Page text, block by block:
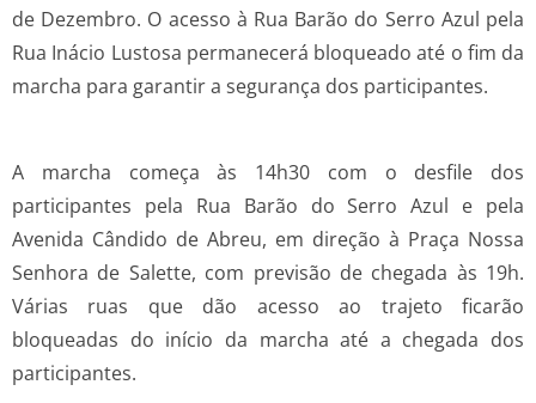
de Dezembro. O acesso à Rua Barão do Serro Azul pela
Rua Inácio Lustosa permanecerá bloqueado até o fim da
marcha para garantir a segurança dos participantes.
A marcha começa às 14h30 com o desfile dos
participantes pela Rua Barão do Serro Azul e pela
Avenida Cândido de Abreu, em direção à Praça Nossa
Senhora de Salette, com previsão de chegada às 19h.
Várias ruas que dão acesso ao trajeto ficarão
bloqueadas do início da marcha até a chegada dos
participantes.